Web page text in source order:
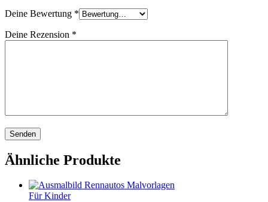
Deine Bewertung *
Deine Rezension *
Ähnliche Produkte
Für Kinder